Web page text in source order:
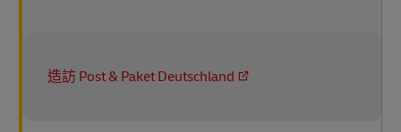
造訪 Post & Paket Deutschland